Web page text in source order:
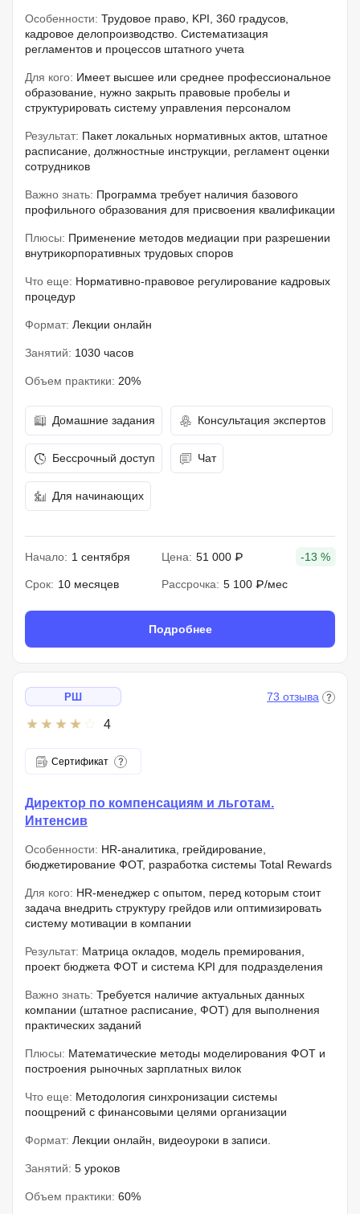
Особенности: Трудовое право, KPI, 360 градусов,
кадровое делопроизводство. Систематизация
регламентов и процессов штатного учета
Для кого: Имеет высшее или среднее профессиональное
образование, нужно закрыть правовые пробелы и
структурировать систему управления персоналом
Результат: Пакет локальных нормативных актов, штатное
расписание, должностные инструкции, регламент оценки
сотрудников
Важно знать: Программа требует наличия базового
профильного образования для присвоения квалификации
Плюсы: Применение методов медиации при разрешении
внутрикорпоративных трудовых споров
Что еще: Нормативно-правовое регулирование кадровых
процедур
Формат: Лекции онлайн
Занятий: 1030 часов
Объем практики: 20%
Домашние задания Консультация экспертов
Бессрочный доступ Чат
Для начинающих
Начало: 1 сентября Цена: 51 000 ₽ -13 %
Срок: 10 месяцев Рассрочка: 5 100 ₽/мес
Подробнее
РШ
4
73 отзыва
Сертификат
Директор по компенсациям и льготам.
Интенсив
Особенности: HR-аналитика, грейдирование,
бюджетирование ФОТ, разработка системы Total Rewards
Для кого: HR-менеджер с опытом, перед которым стоит
задача внедрить структуру грейдов или оптимизировать
систему мотивации в компании
Результат: Матрица окладов, модель премирования,
проект бюджета ФОТ и система KPI для подразделения
Важно знать: Требуется наличие актуальных данных
компании (штатное расписание, ФОТ) для выполнения
практических заданий
Плюсы: Математические методы моделирования ФОТ и
построения рыночных зарплатных вилок
Что еще: Методология синхронизации системы
поощрений с финансовыми целями организации
Формат: Лекции онлайн, видеоуроки в записи.
Занятий: 5 уроков
Объем практики: 60%